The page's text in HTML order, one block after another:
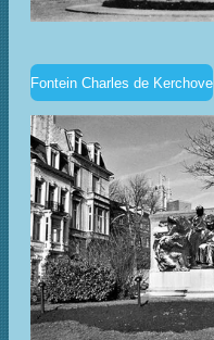
Fontein Charles de Kerchove